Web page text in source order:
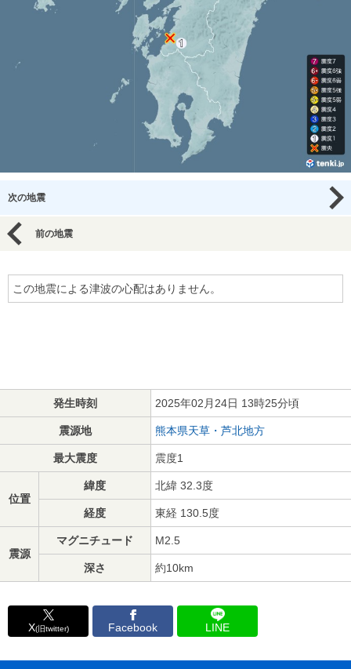
次の地震
前の地震
この地震による津波の心配はありません。
発生時刻 2025年02月24日 13時25分頃
震源地 熊本県天草・芦北地方
最大震度 震度1
位置
緯度 北緯 32.3度
経度 東経 130.5度
震源
マグニチュード M2.5
深さ 約10km
X(旧twitter) Facebook LINE